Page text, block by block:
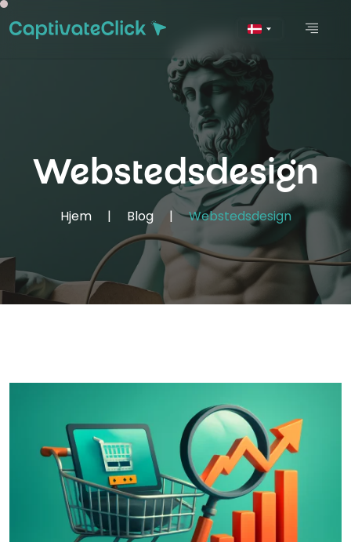
Webstedsdesign
Hjem | Blog | Webstedsdesign